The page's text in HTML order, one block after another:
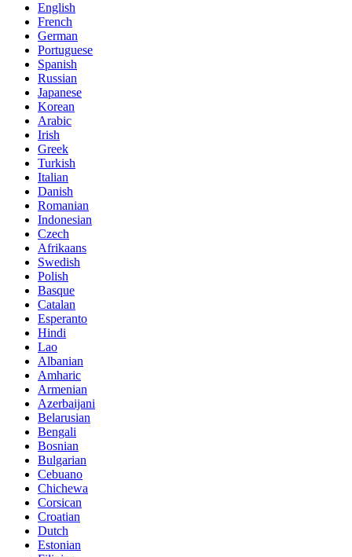
English
French
German
Portuguese
Spanish
Russian
Japanese
Korean
Arabic
Irish
Greek
Turkish
Italian
Danish
Romanian
Indonesian
Czech
Afrikaans
Swedish
Polish
Basque
Catalan
Esperanto
Hindi
Lao
Albanian
Amharic
Armenian
Azerbaijani
Belarusian
Bengali
Bosnian
Bulgarian
Cebuano
Chichewa
Corsican
Croatian
Dutch
Estonian